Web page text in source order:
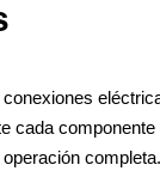
completa.